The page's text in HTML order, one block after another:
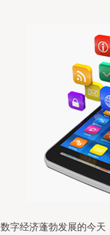
字经济蓬勃发展的今